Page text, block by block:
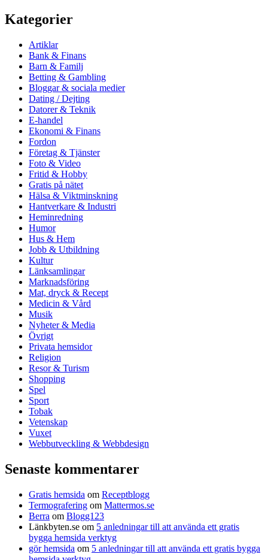
Kategorier
Artiklar
Bank & Finans
Barn & Familj
Betting & Gambling
Bloggar & sociala medier
Dating / Dejting
Datorer & Teknik
E-handel
Ekonomi & Finans
Fordon
Företag & Tjänster
Foto & Video
Fritid & Hobby
Gratis på nätet
Hälsa & Viktminskning
Hantverkare & Industri
Heminredning
Humor
Hus & Hem
Jobb & Utbildning
Kultur
Länksamlingar
Marknadsföring
Mat, dryck & Recept
Medicin & Vård
Musik
Nyheter & Media
Övrigt
Privata hemsidor
Religion
Resor & Turism
Shopping
Spel
Sport
Tobak
Vetenskap
Vuxet
Webbutveckling & Webbdesign
Senaste kommentarer
Gratis hemsida om Receptblogg
Termografering om Mattermos.se
Berra om Blogg123
Länkbyten.se om 5 anledningar till att använda ett gratis
bygga hemsida verktyg
gör hemsida om 5 anledningar till att använda ett gratis bygga